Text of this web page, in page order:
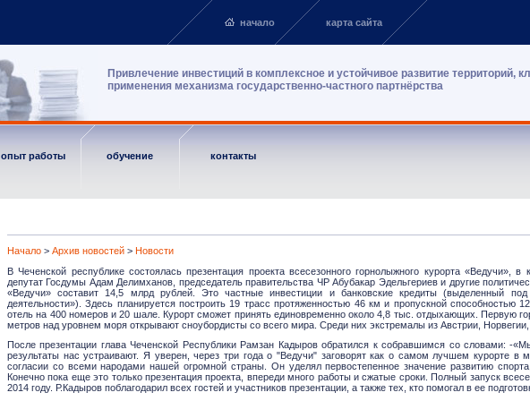
начало карта сайта
Привлечение инвестиций в комплексное и устойчивое развитие
применения механизма государственно-частного партнёрства
опыт работы обучение контакты
Начало > Архив новостей > Новости
В Чеченской республике состоялась презентация проекта всесезонного горнолыжного курорта «Ведучи»,
депутат Госдумы Адам Делимханов, председатель правительства ЧР Абубакар Эдельгериев и другие
«Ведучи» составит 14,5 млрд рублей. Это частные инвестиции и банковские кредиты (выделенный под
деятельности»). Здесь планируется построить 19 трасс протяженностью 46 км и пропускной
отель на 400 номеров и 20 шале. Курорт сможет принять единовременно около 4,8 тыс. отдыхающих. Первую
метров над уровнем моря открывают сноубордисты со всего мира. Среди них экстремалы из Австрии,
После презентации глава Чеченской Республики Рамзан Кадыров обратился к собравшимся со словами: -
результаты нас устраивают. Я уверен, через три года о "Ведучи" заговорят как о самом лучшем курорте
согласии со всеми народами нашей огромной страны. Он уделял первостепенное значение развитию
Конечно пока еще это только презентация проекта, впереди много работы и сжатые сроки. Полный запуск
2014 году. Р.Кадыров поблагодарил всех гостей и участников презентации, а также тех, кто помогал в ее